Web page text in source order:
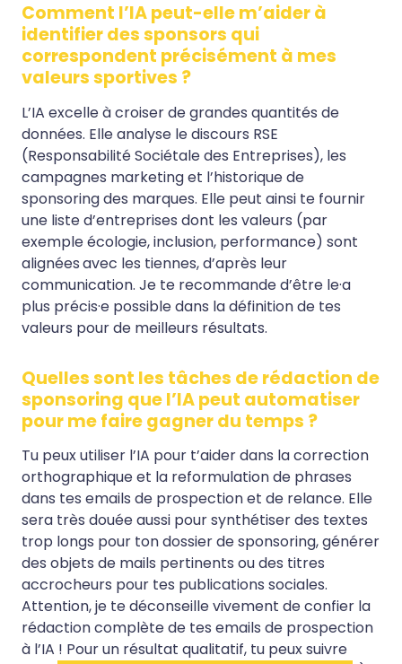
Comment l’IA peut-elle m’aider à
identifier des sponsors qui
correspondent précisément à mes
valeurs sportives ?
L’IA excelle à croiser de grandes quantités de
données. Elle analyse le discours RSE
(Responsabilité Sociétale des Entreprises), les
campagnes marketing et l’historique de
sponsoring des marques. Elle peut ainsi te fournir
une liste d’entreprises dont les valeurs (par
exemple écologie, inclusion, performance) sont
alignéesavec les tiennes, d’après leur
communication. Je te recommande d’être le·a
plus précis·e possible dans la définition de tes
valeurs pour de meilleurs résultats.
Quelles sont les tâches de rédaction de
sponsoring que l’IA peut automatiser
pour me faire gagner du temps ?
Tu peux utiliser l’IA pour t’aider dans la correction
orthographique et la reformulation de phrases
dans tes emails de prospection et de relance. Elle
sera très douée aussi pour synthétiser des textes
trop longs pour ton dossier de sponsoring, générer
des objets de mails pertinents ou des titres
accrocheurs pour tes publications sociales.
Attention, je te déconseille vivement de confier la
rédaction complète de tes emails de prospection
à l’IA ! Pour un résultat qualitatif, tu peux suivre